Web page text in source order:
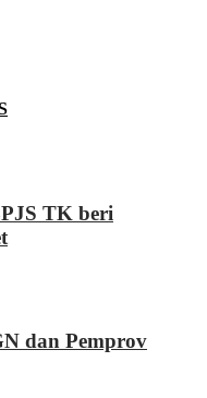
TK beri
dan Pemprov